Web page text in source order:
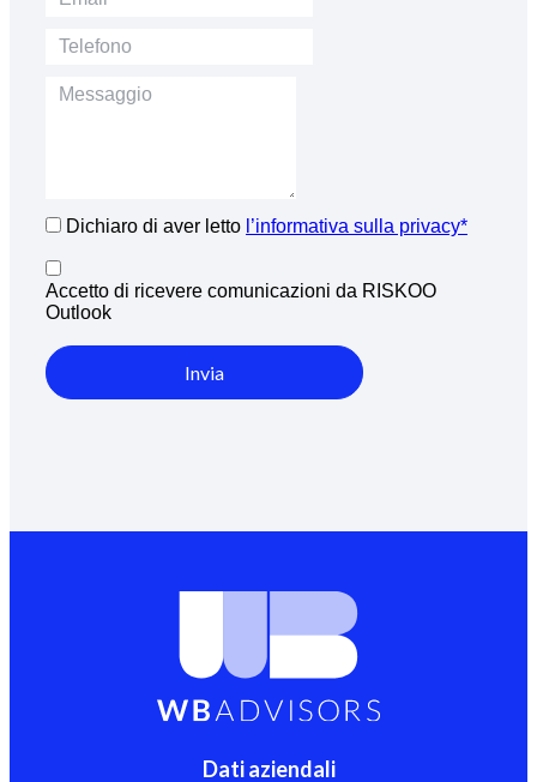
Dichiaro di aver letto l’informativa sulla privacy*
Accetto di ricevere comunicazioni da RISKOO
Outlook
Invia
Dati aziendali